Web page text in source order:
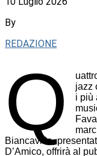
By
REDAZIONE
Q
jazz
i più
Biancavilla,
D’Amico, offrirà al